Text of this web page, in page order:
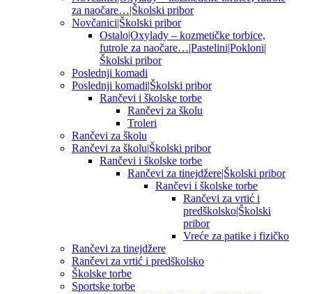
za naočare…|Školski pribor
Novčanici|Školski pribor
Ostalo|Oxylady – kozmetičke torbice,
futrole za naočare…|Pastelini|Pokloni|
Školski pribor
Poslednji komadi
Poslednji komadi|Školski pribor
Rančevi i školske torbe
Rančevi za školu
Troleri
Rančevi za školu
Rančevi za školu|Školski pribor
Rančevi i školske torbe
Rančevi za tinejdžere|Školski pribor
Rančevi i školske torbe
Rančevi za vrtić i
predškolsko|Školski
pribor
Vreće za patike i fizičko
Rančevi za tinejdžere
Rančevi za vrtić i predškolsko
Školske torbe
Sportske torbe